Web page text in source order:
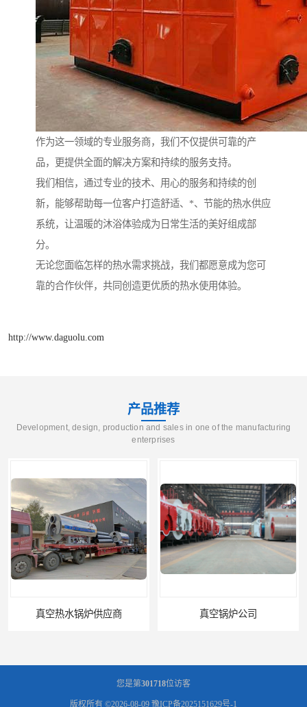
作为这一领域的专业服务商，我们不仅提供可靠的产
品，更提供全面的解决方案和持续的服务支持。
我们相信，通过专业的技术、用心的服务和持续的创
新，能够帮助每一位客户打造舒适、*、节能的热水供应
系统，让温暖的沐浴体验成为日常生活的美好组成部
分。
无论您面临怎样的热水需求挑战，我们都愿意成为您可
靠的合作伙伴，共同创造更优质的热水使用体验。
http://www.daguolu.com
产品推荐
Development, design, production and sales in one of the manufacturing
enterprises
真空锅炉公司 医院真空热水锅炉厂家
您是第301718位访客
版权所有 ©2026-08-09 豫ICP备2025151629号-1